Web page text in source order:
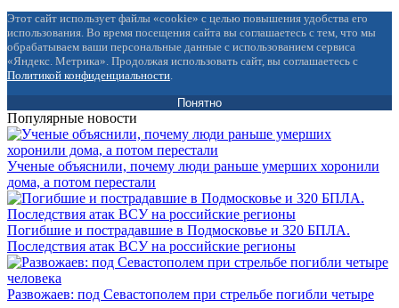
Этот сайт использует файлы «cookie» с целью повышения удобства его
использования. Во время посещения сайта вы соглашаетесь с тем, что мы
обрабатываем ваши персональные данные с использованием сервиса
«Яндекс. Метрика». Продолжая использовать сайт, вы соглашаетесь с
Политикой конфиденциальности
Понятно
Популярные новости
Ученые объяснили, почему люди раньше умерших хоронили
дома, а потом перестали
Погибшие и пострадавшие в Подмосковье и 320 БПЛА.
Последствия атак ВСУ на российские регионы
Развожаев: под Севастополем при стрельбе погибли четыре